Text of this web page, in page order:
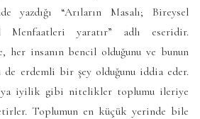
yazdığı “Arıların Masalı; Bireysel
Menfaatleri yaratır” adlı eseridir.
her insanın bencil olduğunu ve bunun
de erdemli bir şey olduğunu iddia eder.
iyilik gibi nitelikler toplumu ileriye
Toplumun en küçük yerinde bile